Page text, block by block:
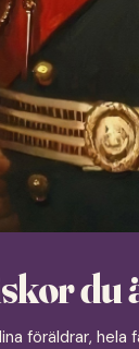
du
föräldrar,